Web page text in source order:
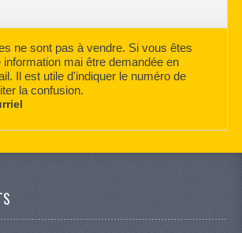
ne sont pas à vendre. Si vous êtes
mai être demandée en
Il est utile d'indiquer le numéro de
la confusion.